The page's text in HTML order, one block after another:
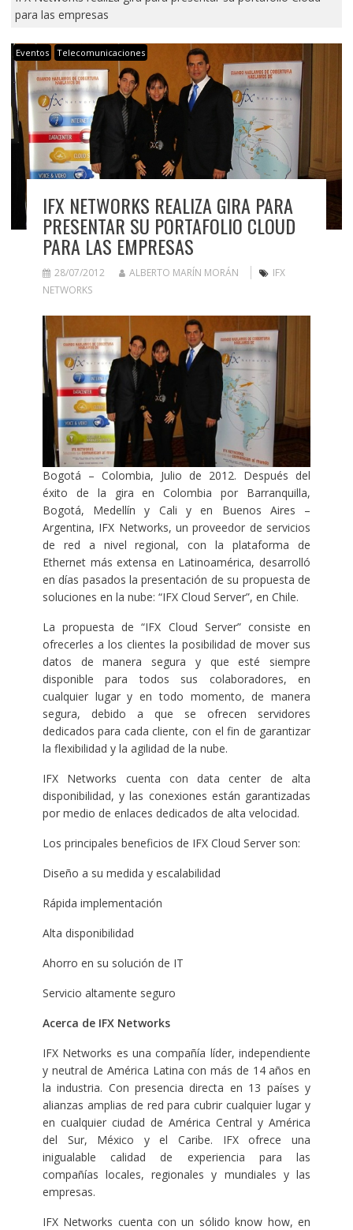
para las empresas
Eventos Telecomunicaciones
IFX NETWORKS REALIZA GIRA PARA
PRESENTAR SU PORTAFOLIO CLOUD
PARA LAS EMPRESAS
28/07/2012 ALBERTO MARÍN MORÁN
IFX
NETWORKS
Bogotá – Colombia, Julio de 2012. Después del
éxito de la gira en Colombia por Barranquilla,
Bogotá, Medellín y Cali y en Buenos Aires –
Argentina, IFX Networks, un proveedor de servicios
de red a nivel regional, con la plataforma de
Ethernet más extensa en Latinoamérica, desarrolló
en días pasados la presentación de su propuesta de
soluciones en la nube: “IFX Cloud Server”, en Chile.
La propuesta de “IFX Cloud Server” consiste en
ofrecerles a los clientes la posibilidad de mover sus
datos de manera segura y que esté siempre
disponible para todos sus colaboradores, en
cualquier lugar y en todo momento, de manera
segura, debido a que se ofrecen servidores
dedicados para cada cliente, con el fin de garantizar
la flexibilidad y la agilidad de la nube.
IFX Networks cuenta con data center de alta
disponibilidad, y las conexiones están garantizadas
por medio de enlaces dedicados de alta velocidad.
Los principales beneficios de IFX Cloud Server son:
Diseño a su medida y escalabilidad
Rápida implementación
Alta disponibilidad
Ahorro en su solución de IT
Servicio altamente seguro
Acerca de IFX Networks
IFX Networks es una compañía líder, independiente
y neutral de América Latina con más de 14 años en
la industria. Con presencia directa en 13 países y
alianzas amplias de red para cubrir cualquier lugar y
en cualquier ciudad de América Central y América
del Sur, México y el Caribe. IFX ofrece una
inigualable calidad de experiencia para las
compañías locales, regionales y mundiales y las
empresas.
IFX Networks cuenta con un sólido know how, en